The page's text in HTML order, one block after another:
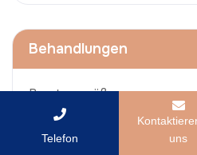
Behandlungen
Brustvergrößerungen
Nasenkorrektur (Rhinoplastik)
Telefon
uns